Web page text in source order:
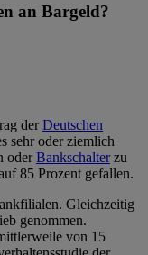
an Bargeld?
derDeutschen
sehr oder ziemlich
oderBankschalterzu
85 Prozent gefallen.
Gleichzeitig
genommen.
von 15